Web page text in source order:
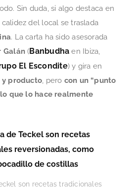
Sin duda, si algo destaca en
del local se traslada
. La carta ha sido asesorada
Galán(Banbudha en Ibiza,
El Escondite) y gira en
producto, pero con un “punto
lo que lo hace realmente
son recetas tradicionales